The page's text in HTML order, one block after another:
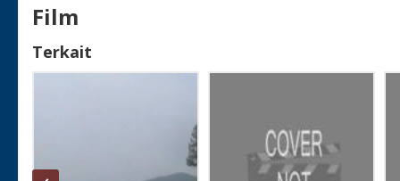
Film
Terkait